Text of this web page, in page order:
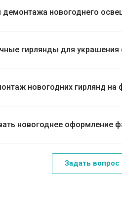
демонтажа новогоднего
гирлянды для украшения
новогодних гирлянд на
новогоднее оформление
Задать вопрос